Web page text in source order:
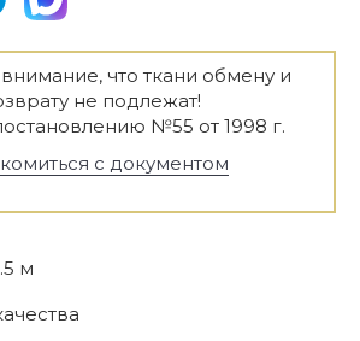
что ткани обмену и
не подлежат!
№55 от 1998 г.
с документом
м